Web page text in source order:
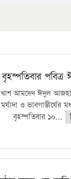
বৃহস্পতিবার
আমদেদ ঈদুল
মর্যাদা ও ভাবগাম্ভীর্যের
বৃহস্পতিবার ১০...